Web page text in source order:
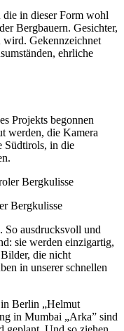
in dieser Form wohl
Bergbauern. Gesichter,
wird. Gekennzeichnet
ehrliche
Projekts begonnen
werden, die Kamera
Südtirols, in die
Bergkulisse
So ausdrucksvoll und
sie werden einzigartig,
die nicht
in unserer schnellen
Berlin „Helmut
in Mumbai „Arka” sind